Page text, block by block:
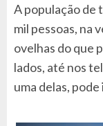
A população de
mil pessoas, na
ovelhas do que
lados, até nos
uma delas,